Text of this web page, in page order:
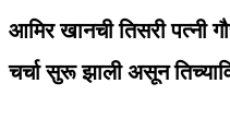
आमिर खानची तिसरी पत्नी
चर्चा सुरू झाली असून